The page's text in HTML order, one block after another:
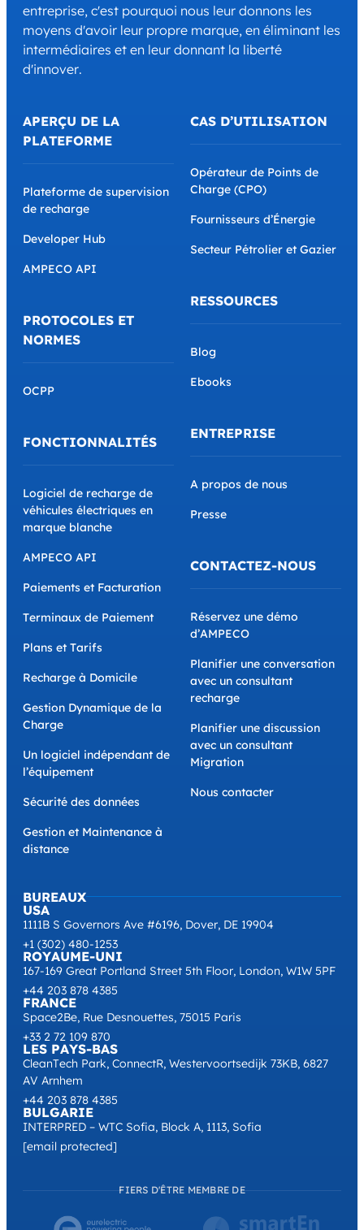
BUREAUX
USA
1111B S Governors Ave #6196, Dover, DE 19904
+1 (302) 480-1253
ROYAUME-UNI
167-169 Great Portland Street 5th Floor, London, W1W 5PF
+44 203 878 4385
FRANCE
Space2Be, Rue Desnouettes, 75015 Paris
+33 2 72 109 870
LES PAYS-BAS
CleanTech Park, ConnectR, Westervoortsedijk 73KB, 6827
AV Arnhem
+44 203 878 4385
BULGARIE
INTERPRED – WTC Sofia, Block A, 1113, Sofia
[email protected]
entreprise, c'est pourquoi nous leur donnons les
moyens d'avoir leur propre marque, en éliminant les
intermédiaires et en leur donnant la liberté
d'innover.
APERÇU DE LA
PLATEFORME
Plateforme de supervision
de recharge
Developer Hub
AMPECO API
PROTOCOLES ET
NORMES
OCPP
FONCTIONNALITÉS
Logiciel de recharge de
véhicules électriques en
marque blanche
AMPECO API
Paiements et Facturation
Terminaux de Paiement
Plans et Tarifs
Recharge à Domicile
Gestion Dynamique de la
Charge
Un logiciel indépendant de
l’équipement
Sécurité des données
Gestion et Maintenance à
distance
CAS D’UTILISATION
Opérateur de Points de
Charge (CPO)
Fournisseurs d’Énergie
Secteur Pétrolier et Gazier
RESSOURCES
Blog
Ebooks
ENTREPRISE
A propos de nous
Presse
CONTACTEZ-NOUS
Réservez une démo
d’AMPECO
Planifier une conversation
avec un consultant
recharge
Planifier une discussion
avec un consultant
Migration
Nous contacter
FIERS D'ÊTRE MEMBRE DE